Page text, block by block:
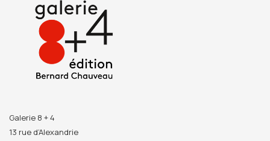
Galerie 8 + 4
13 rue d’Alexandrie